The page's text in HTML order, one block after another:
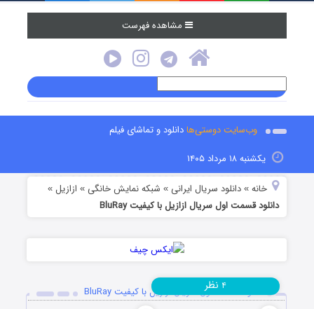
مشاهده فهرست
وب‌سایت دوستی‌هادانلود و تماشای فیلم
یکشنبه ۱۸ مرداد ۱۴۰۵
خانه »دانلود سریال ایرانی » شبکه نمایش خانگی » ازازیل »
دانلود قسمت اول سریال ازازیل با کیفیت BluRay
دانلود قسمت اول سریال ازازیل با کیفیت BluRay
۴ نظر